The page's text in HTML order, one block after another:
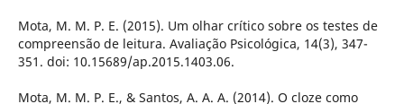
Mota, M. M. P. E. (2015). Um olhar crítico sobre os testes de
compreensão de leitura. Avaliação Psicológica, 14(3), 347-
351. doi: 10.15689/ap.2015.1403.06.
Mota, M. M. P. E., & Santos, A. A. A. (2014). O cloze como